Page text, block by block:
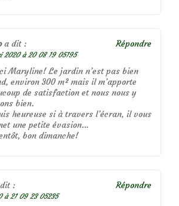
a dit :
2020 à 20 08 19 05195
Maryline! Le jardin n’est pas bien
environ 300 m² mais il m’apporte
de satisfaction et nous nous y
bien.
heureuse si à travers l’écran, il vous
une petite évasion…
bon dimanche!
Répondre
:
à 21 09 23 05235
Répondre